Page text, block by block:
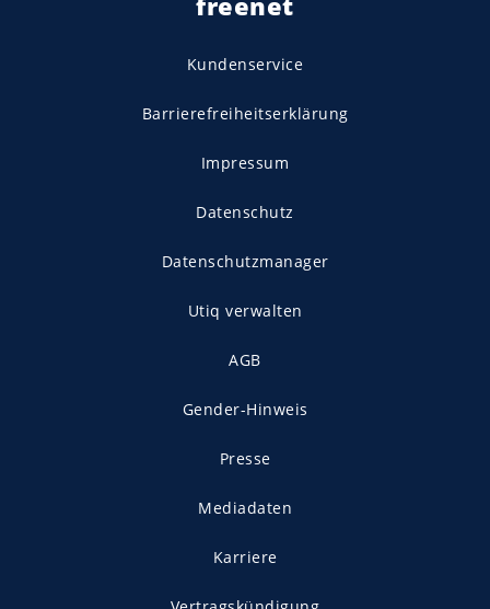
Kundenservice
Barrierefreiheitserklärung
Impressum
Datenschutz
Datenschutzmanager
Utiq verwalten
AGB
Gender-Hinweis
Presse
Mediadaten
Karriere